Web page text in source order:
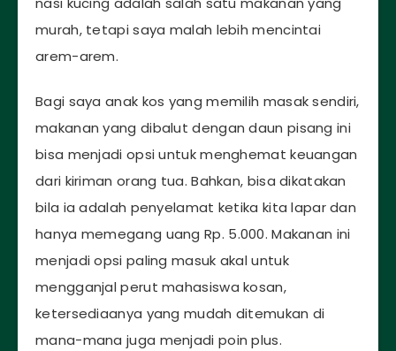
murah, tetapi saya malah lebih mencintai
arem-arem.
Bagi saya anak kos yang memilih masak sendiri,
makanan yang dibalut dengan daun pisang ini
bisa menjadi opsi untuk menghemat keuangan
dari kiriman orang tua. Bahkan, bisa dikatakan
bila ia adalah penyelamat ketika kita lapar dan
hanya memegang uang Rp. 5.000. Makanan ini
menjadi opsi paling masuk akal untuk
mengganjal perut mahasiswa kosan,
ketersediaanya yang mudah ditemukan di
mana-mana juga menjadi poin plus.